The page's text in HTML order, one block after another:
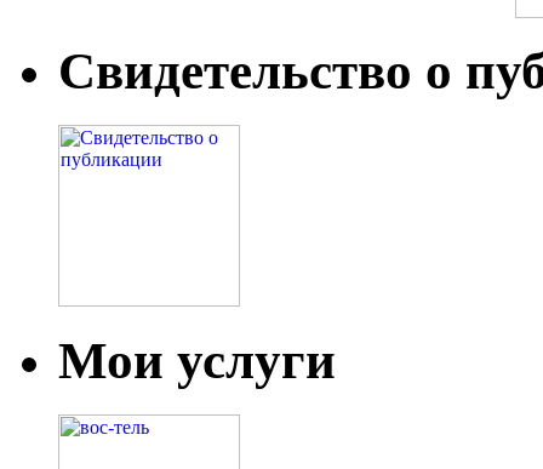
Свидетельство о
Мои услуги